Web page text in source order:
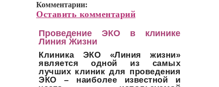
Комментарии:
Оставить комментарий
Проведение ЭКО в клинике
Линия Жизни
Клиника ЭКО «Линия жизни»
является одной из самых
лучших клиник для проведения
ЭКО – наиболее известной и